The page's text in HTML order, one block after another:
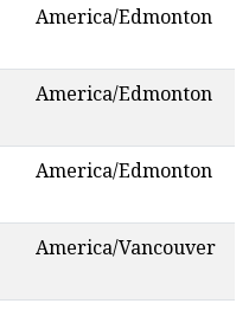
America/Edmonton
America/Edmonton
America/Edmonton
America/Vancouver